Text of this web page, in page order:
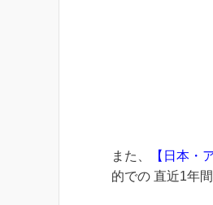
また、 【 日本・
的での 直近1年